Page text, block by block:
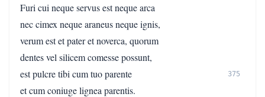
Furi cui neque servus est neque arca
nec cimex neque araneus neque ignis,
verum est et pater et noverca, quorum
dentes vel silicem comesse possunt,
est pulcre tibi cum tuo parente
375
et cum coniuge lignea parentis.